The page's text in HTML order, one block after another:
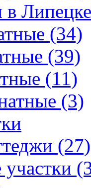
в Липецке
(34)
(39)
(11)
(3)
(27)